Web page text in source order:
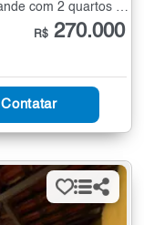
Casa Térrea à Venda no Jardim Praia Grande com 2 quartos - 128 m²
R$ 270.000
Contatar